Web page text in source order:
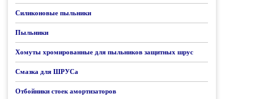
Силиконовые пыльники
Пыльники
Хомуты хромированные для пыльников защитных шрус
Смазка для ШРУСа
Отбойники стоек амортизаторов